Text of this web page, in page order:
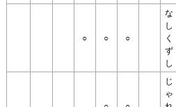
○ ○ ○
な
し
く
ず
し
じ
ゃ